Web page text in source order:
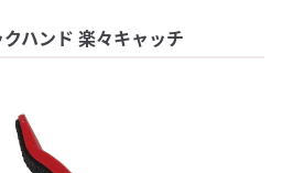
ハンド 楽々キャッチ